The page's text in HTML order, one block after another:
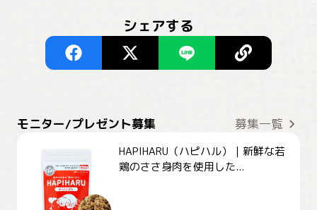
シェアする
モニター/プレゼント募集 募集一覧
HAPIHARU（ハピハル）｜新鮮な若
鶏のささ身肉を使用した...